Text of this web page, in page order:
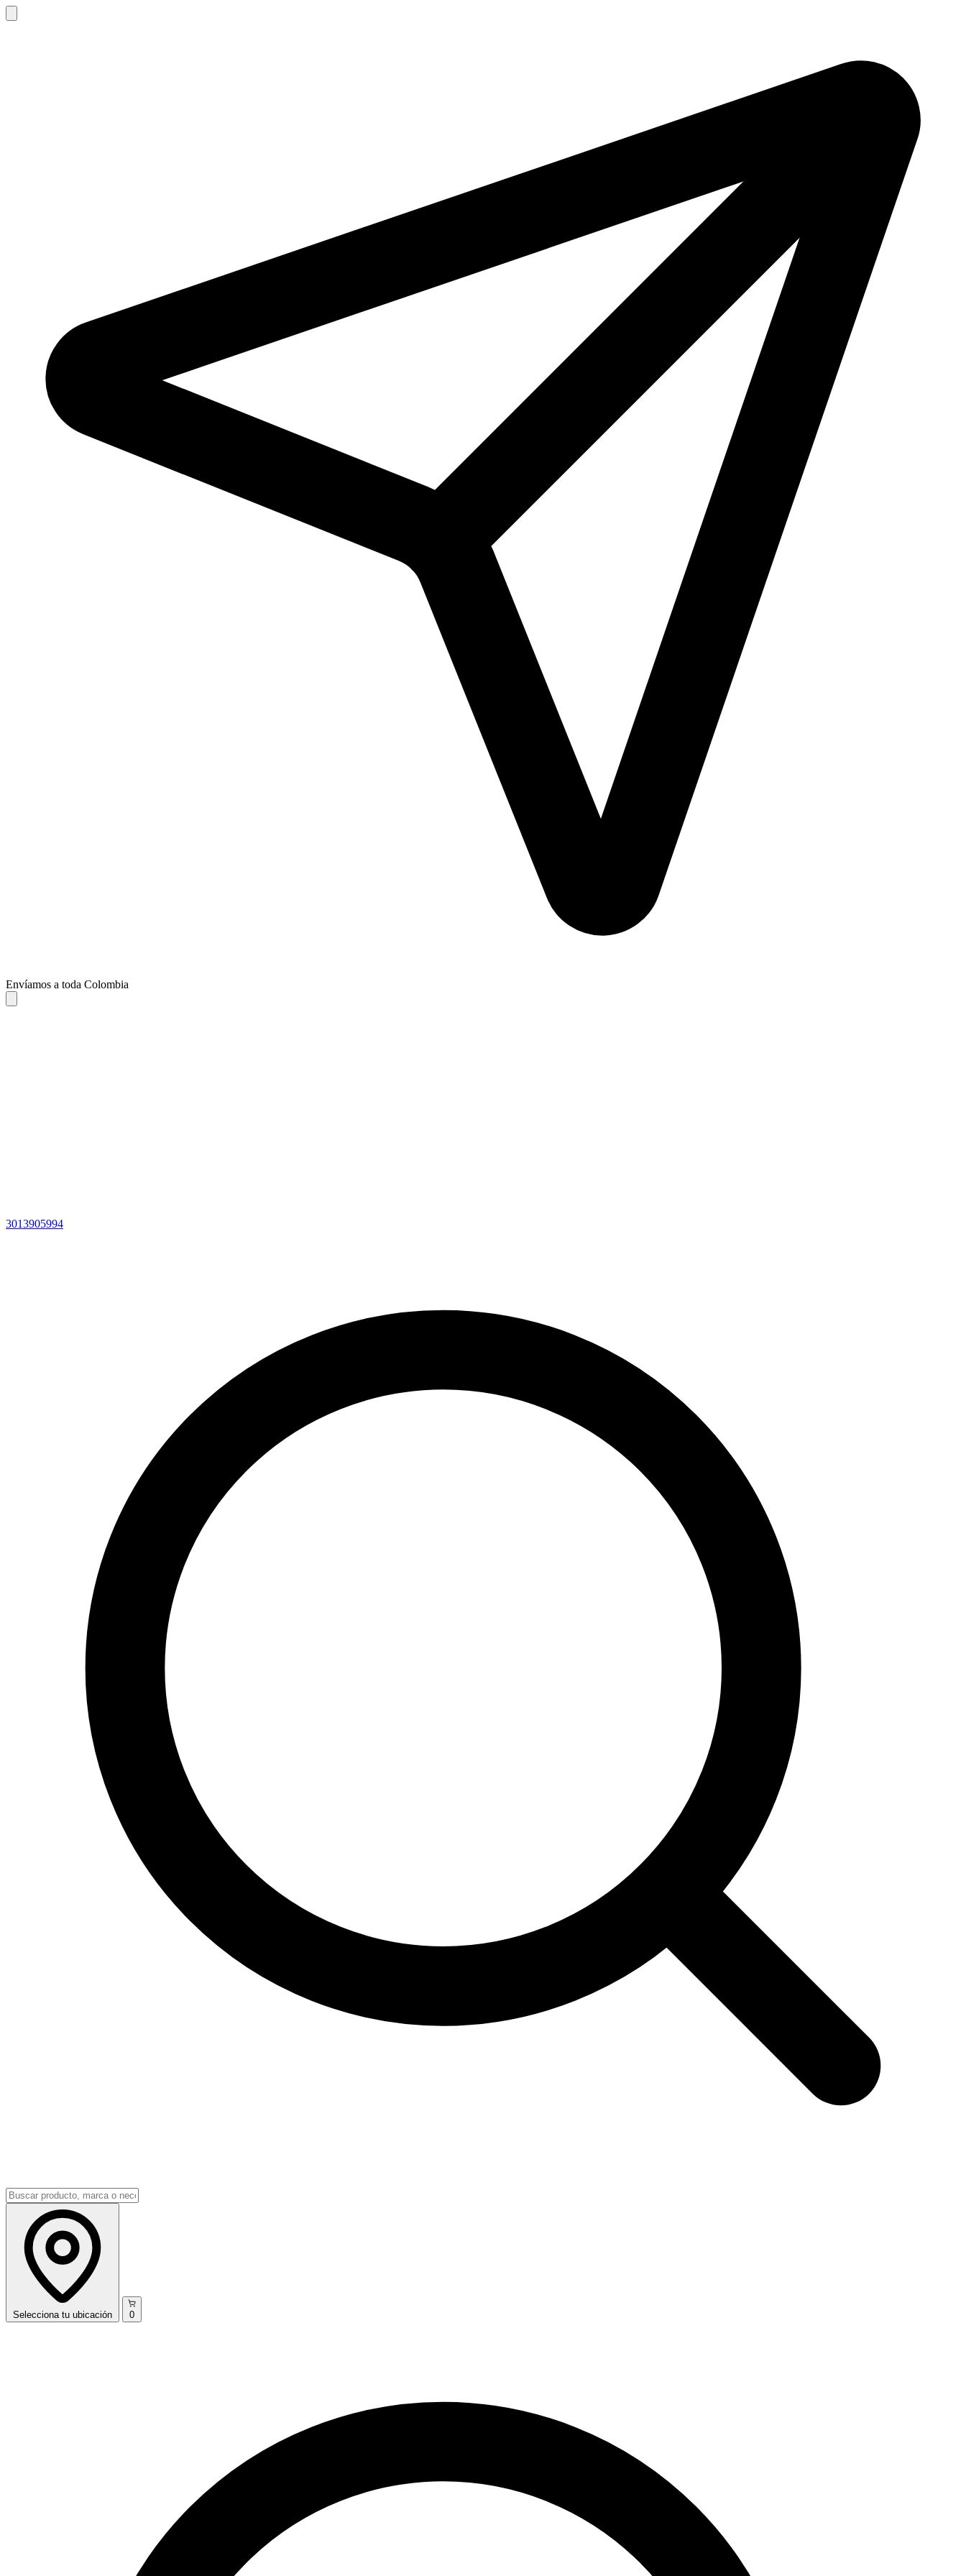
Envíamos a toda Colombia
3013905994
Selecciona tu ubicación 0